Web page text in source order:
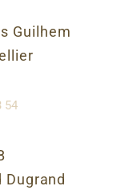
Guilhem
54
Dugrand